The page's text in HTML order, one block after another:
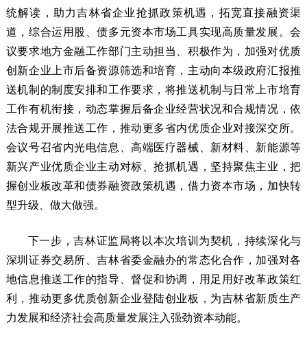
统解读，助力吉林省企业抢抓政策机遇，拓宽直接融资渠
道，综合运用股、债多元资本市场工具实现高质量发展。会
议要求地方金融工作部门主动担当、积极作为，加强对优质
创新企业上市后备资源筛选和培育，主动向本级政府汇报推
送机制的制度安排和工作要求，将推送机制与日常上市培育
工作有机衔接，动态掌握后备企业经营状况和合规情况，依
法合规开展推送工作，推动更多省内优质企业对接深交所。
会议号召省内光电信息、高端医疗器械、新材料、新能源等
新兴产业优质企业主动对标、抢抓机遇，坚持聚焦主业，把
握创业板改革和债券融资政策机遇，借力资本市场，加快转
型升级、做大做强。
下一步，吉林证监局将以本次培训为契机，持续深化与
深圳证券交易所、吉林省委金融办的常态化合作，加强对各
地信息推送工作的指导、督促和协调，用足用好改革政策红
利，推动更多优质创新企业登陆创业板，为吉林省新质生产
力发展和经济社会高质量发展注入强劲资本动能。